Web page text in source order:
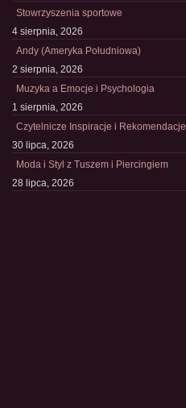
Stowrzyszenia sportowe
4 sierpnia, 2026
Andy (Ameryka Południowa)
2 sierpnia, 2026
Muzyka a Emocje i Psychologia
1 sierpnia, 2026
Czytelnicze Inspiracje i Rekomendacje
30 lipca, 2026
Moda i Styl z Tuszem i Piercingiem
28 lipca, 2026